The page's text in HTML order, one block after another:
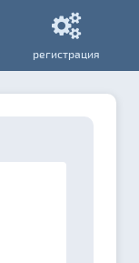
регистрация